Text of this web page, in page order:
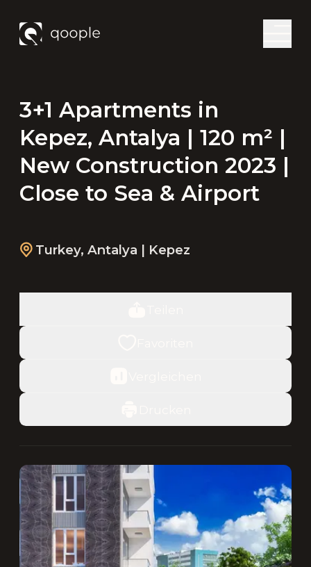
3+1 Apartments in
Kepez, Antalya | 120 m² |
New Construction 2023 |
Close to Sea & Airport
Turkey, Antalya | Kepez